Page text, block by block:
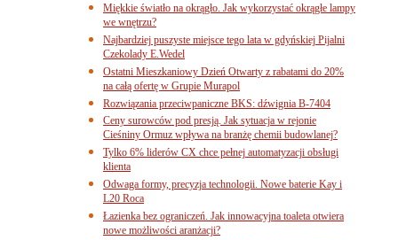
Miękkie światło na okrągło. Jak wykorzystać okrągłe lampy
we wnętrzu?
Najbardziej puszyste miejsce tego lata w gdyńskiej Pijalni
Czekolady E.Wedel
Ostatni Mieszkaniowy Dzień Otwarty z rabatami do 20%
na całą ofertę w Grupie Murapol
Rozwiązania przeciwpaniczne BKS: dźwignia B-7404
Ceny surowców pod presją. Jak sytuacja w rejonie
Cieśniny Ormuz wpływa na branżę chemii budowlanej?
Tylko 6% liderów CX chce pełnej automatyzacji obsługi
klienta
Odwaga formy, precyzja technologii. Nowe baterie Kay i
L20 Roca
Łazienka bez ograniczeń. Jak innowacyjna toaleta otwiera
nowe możliwości aranżacji?